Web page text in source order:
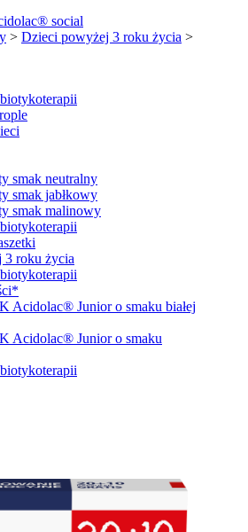
> Dzieci powyżej 3 roku życia >
smak neutralny
smak jabłkowy
smak malinowy
3 roku życia
Junior o smaku białej
Acidolac® Junior o smaku